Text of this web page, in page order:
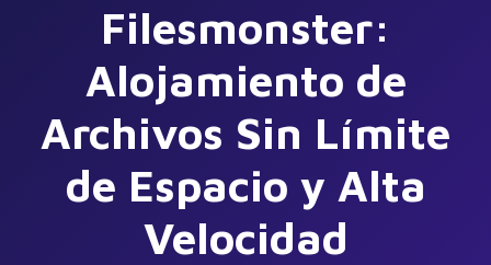
Filesmonster:
Alojamiento de
Archivos Sin Límite
de Espacio y Alta
Velocidad